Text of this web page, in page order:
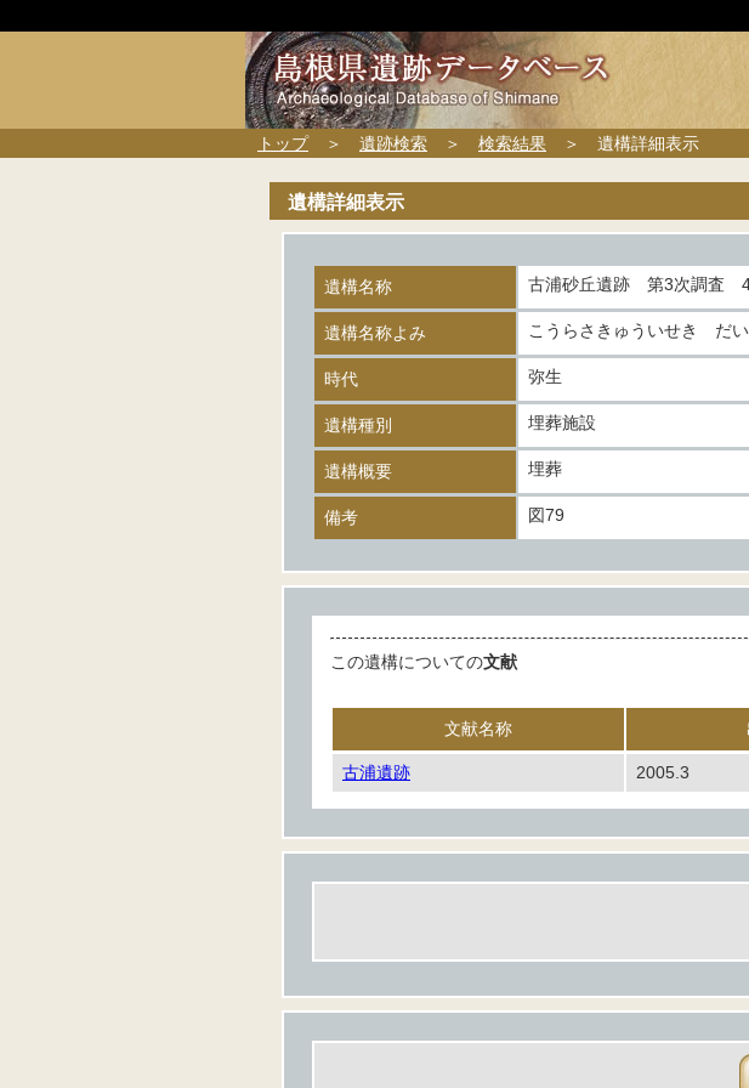
トップ＞ 遺跡検索 ＞ 検索結果 ＞ 遺構詳細表示
遺構詳細表示
遺構名称 古浦砂丘遺跡 第3次調査
遺構名称よみ こうらさきゅういせき だ
時代 弥生
遺構種別 埋葬施設
遺構概要 埋葬
備考 図79
この遺構についての文献
文献名称
古浦遺跡 2005.3